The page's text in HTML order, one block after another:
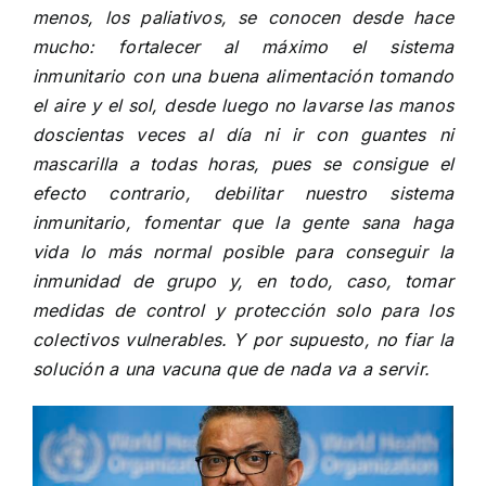
menos, los paliativos, se conocen desde hace
mucho: fortalecer al máximo el sistema
inmunitario con una buena alimentación tomando
el aire y el sol, desde luego no lavarse las manos
doscientas veces al día ni ir con guantes ni
mascarilla a todas horas, pues se consigue el
efecto contrario, debilitar nuestro sistema
inmunitario, fomentar que la gente sana haga
vida lo más normal posible para conseguir la
inmunidad de grupo y, en todo, caso, tomar
medidas de control y protección solo para los
colectivos vulnerables. Y por supuesto, no fiar la
solución a una vacuna que de nada va a servir.